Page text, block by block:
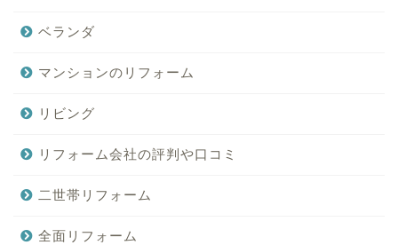
ベランダ
マンションのリフォーム
リビング
リフォーム会社の評判や口コミ
二世帯リフォーム
全面リフォーム